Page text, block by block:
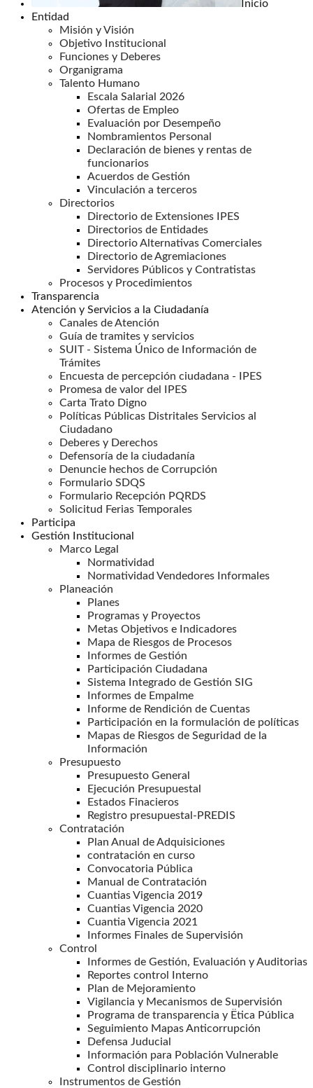
Inicio
Entidad
Misión y Visión
Objetivo Institucional
Funciones y Deberes
Organigrama
Talento Humano
Escala Salarial 2026
Ofertas de Empleo
Evaluación por Desempeño
Nombramientos Personal
Declaración de bienes y rentas de
funcionarios
Acuerdos de Gestión
Vinculación a terceros
Directorios
Directorio de Extensiones IPES
Directorios de Entidades
Directorio Alternativas Comerciales
Directorio de Agremiaciones
Servidores Públicos y Contratistas
Procesos y Procedimientos
Transparencia
Atención y Servicios a la Ciudadanía
Canales de Atención
Guía de tramites y servicios
SUIT - Sistema Único de Información de
Trámites
Encuesta de percepción ciudadana - IPES
Promesa de valor del IPES
Carta Trato Digno
Políticas Públicas Distritales Servicios al
Ciudadano
Deberes y Derechos
Defensoría de la ciudadanía
Denuncie hechos de Corrupción
Formulario SDQS
Formulario Recepción PQRDS
Solicitud Ferias Temporales
Participa
Gestión Institucional
Marco Legal
Normatividad
Normatividad Vendedores Informales
Planeación
Planes
Programas y Proyectos
Metas Objetivos e Indicadores
Mapa de Riesgos de Procesos
Informes de Gestión
Participación Ciudadana
Sistema Integrado de Gestión SIG
Informes de Empalme
Informe de Rendición de Cuentas
Participación en la formulación de políticas
Mapas de Riesgos de Seguridad de la
Información
Presupuesto
Presupuesto General
Ejecución Presupuestal
Estados Finacieros
Registro presupuestal-PREDIS
Contratación
Plan Anual de Adquisiciones
contratación en curso
Convocatoria Pública
Manual de Contratación
Cuantias Vigencia 2019
Cuantias Vigencia 2020
Cuantia Vigencia 2021
Informes Finales de Supervisión
Control
Informes de Gestión, Evaluación y Auditorias
Reportes control Interno
Plan de Mejoramiento
Vigilancia y Mecanismos de Supervisión
Programa de transparencia y Ëtica Pública
Seguimiento Mapas Anticorrupción
Defensa Juducial
Información para Población Vulnerable
Control disciplinario interno
Instrumentos de Gestión